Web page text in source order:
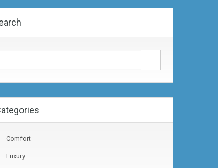
Comfort
Luxury